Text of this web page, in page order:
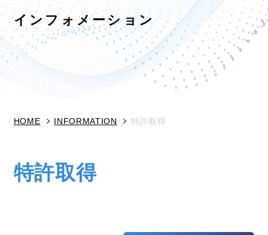
インフォメーション
HOME INFORMATION 特許取得
特許取得